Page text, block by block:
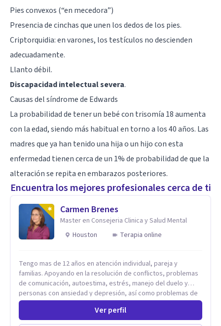
Pies convexos (“en mecedora”)
Presencia de cinchas que unen los dedos de los pies.
Criptorquidia: en varones, los testículos no descienden
adecuadamente.
Llanto débil.
Discapacidad intelectual severa.
Causas del síndrome de Edwards
La probabilidad de tener un bebé con trisomía 18 aumenta
con la edad, siendo más habitual en torno a los 40 años. Las
madres que ya han tenido una hija o un hijo con esta
enfermedad tienen cerca de un 1% de probabilidad de que la
alteración se repita en embarazos posteriores.
Encuentra los mejores profesionales cerca de ti
Carmen Brenes
Master en Consejeria Clinica y Salud Mental
Houston
Terapia online
Tengo mas de 12 años en atención individual, pareja y
familias. Apoyando en la resolución de conflictos, problemas
de comunicación, autoestima, estrés, manejo del duelo y
personas con ansiedad y depresión, así como problemas de
conducta y comportamiento. Desarrollo de personas
Estableciendo metas a corto y largo plazo, es vital para la
Ver perfil